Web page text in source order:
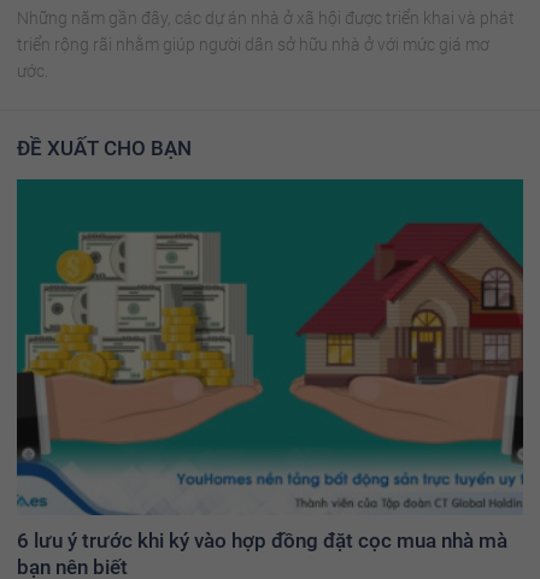
Những năm gần đây, các dự án nhà ở xã hội được triển khai và phát
triển rộng rãi nhằm giúp người dân sở hữu nhà ở với mức giá mơ
ước.
ĐỀ XUẤT CHO BẠN
6 lưu ý trước khi ký vào hợp đồng đặt cọc mua nhà mà
bạn nên biết